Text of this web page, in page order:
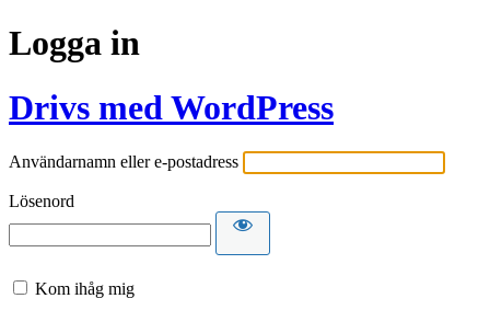
Logga in
Drivs med WordPress
Användarnamn eller e-postadress
Lösenord
Kom ihåg mig